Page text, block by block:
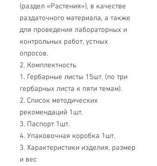
(раздел «Растения»), в качестве
раздаточного материала, а также
для проведения лабораторных и
контрольных работ, устных
опросов.
2. Комплектность
1. Гербарные листы 15шт. (по три
гербарных листа к пяти темам).
2. Список методических
рекомендаций 1шт.
3. Паспорт 1шт.
4. Упаковочная коробка 1шт.
3. Характеристики изделия, размер
и вес